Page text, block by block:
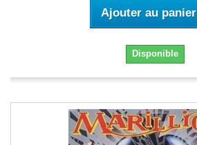
Ajouter au panier
Disponible